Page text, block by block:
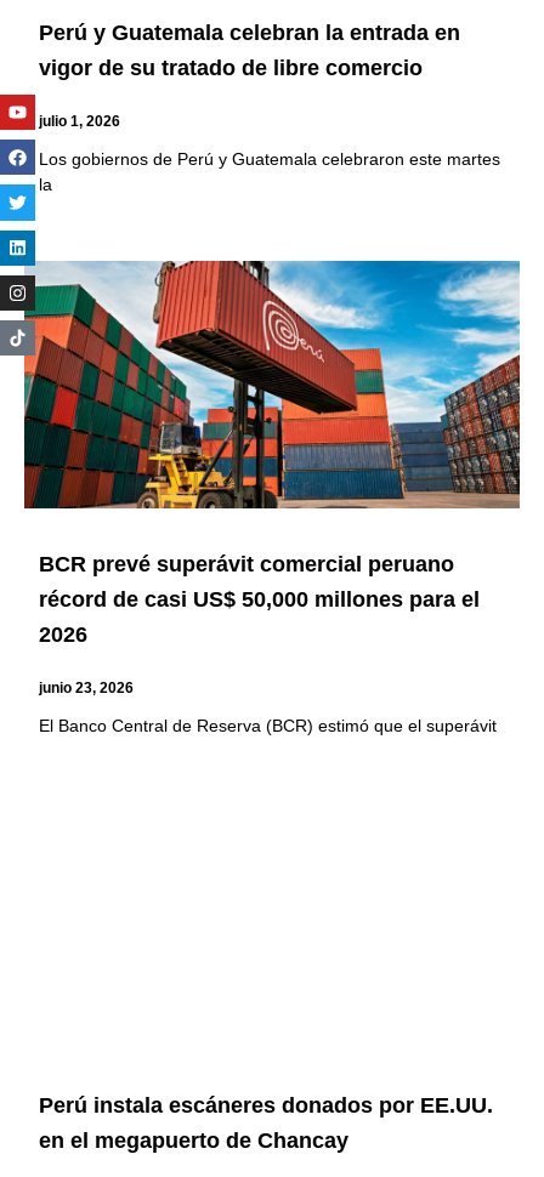
Perú y Guatemala celebran la entrada en
vigor de su tratado de libre comercio
julio 1, 2026
Los gobiernos de Perú y Guatemala celebraron este martes
la
BCR prevé superávit comercial peruano
récord de casi US$ 50,000 millones para el
2026
junio 23, 2026
El Banco Central de Reserva (BCR) estimó que el superávit
Perú instala escáneres donados por EE.UU.
en el megapuerto de Chancay
Youtube
Facebook
Twitter
Linkedin
Instagram